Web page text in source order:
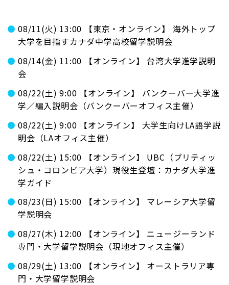
08/11(火) 13:00 【東京・オンライン】 海外トップ
大学を目指すカナダ中学高校留学説明会
08/14(金) 11:00 【オンライン】 台湾大学進学説明
会
08/22(土) 9:00 【オンライン】 バンクーバー大学進
学／編入説明会（バンクーバーオフィス主催）
08/22(土) 9:00 【オンライン】 大学生向けLA語学説
明会（LAオフィス主催）
08/22(土) 15:00 【オンライン】 UBC（ブリティッ
シュ・コロンビア大学）現役生登壇：カナダ大学進
学ガイド
08/23(日) 15:00 【オンライン】 マレーシア大学留
学説明会
08/27(木) 12:00 【オンライン】 ニュージーランド
専門・大学留学説明会（現地オフィス主催）
08/29(土) 13:00 【オンライン】 オーストラリア専
門・大学留学説明会